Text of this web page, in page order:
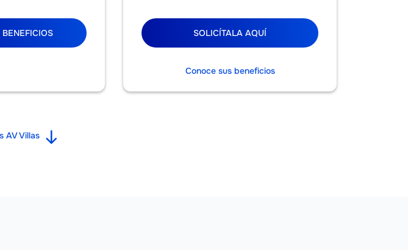
SOLICÍTALA AQUÍ
Conoce sus beneficios
AV Villas